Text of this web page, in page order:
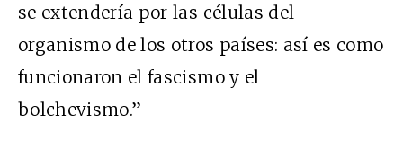
se extendería por las células del
organismo de los otros países: así es como
funcionaron el fascismo y el
bolchevismo.”